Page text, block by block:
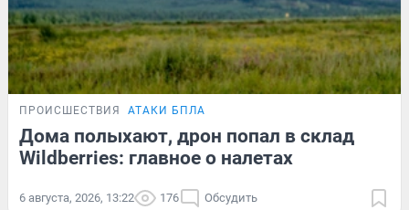
ПРОИСШЕСТВИЯ АТАКИ БПЛА
Дома полыхают, дрон попал в склад
Wildberries: главное о налетах
6 августа, 2026, 13:22 176 Обсудить